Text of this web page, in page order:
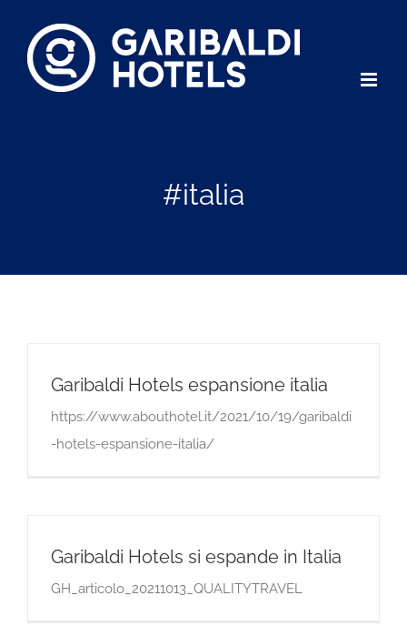
contenuto
#italia
Garibaldi Hotels espansione italia
https://www.abouthotel.it/2021/10/19/garibaldi
-hotels-espansione-italia/
Garibaldi Hotels si espande in Italia
GH_articolo_20211013_QUALITYTRAVEL